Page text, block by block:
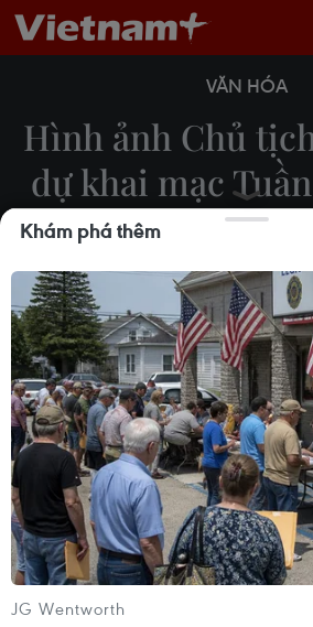
VĂN HÓA
Hình ảnh Chủ
dự khai mạc
Du lịch Hà
14/05/2023 13:58
Tối 14/5, tại Khu Du lịch Tam
hội Vương Đình Huệ dự khai
lịch Hà Nam năm 2023 và
biểu diễn nghệ thuật truyền
Bản.
Khám phá thêm
JG Wentworth